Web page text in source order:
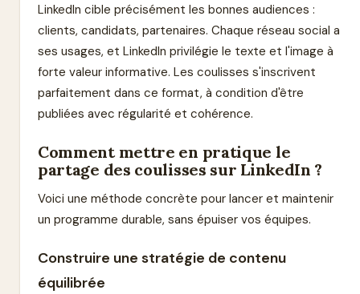
LinkedIn cible précisément les bonnes audiences :
clients, candidats, partenaires. Chaque réseau social a
ses usages, et LinkedIn privilégie le texte et l'image à
forte valeur informative. Les coulisses s'inscrivent
parfaitement dans ce format, à condition d'être
publiées avec régularité et cohérence.
Comment mettre en pratique le
partage des coulisses sur LinkedIn ?
Voici une méthode concrète pour lancer et maintenir
un programme durable, sans épuiser vos équipes.
Construire une stratégie de contenu
équilibrée